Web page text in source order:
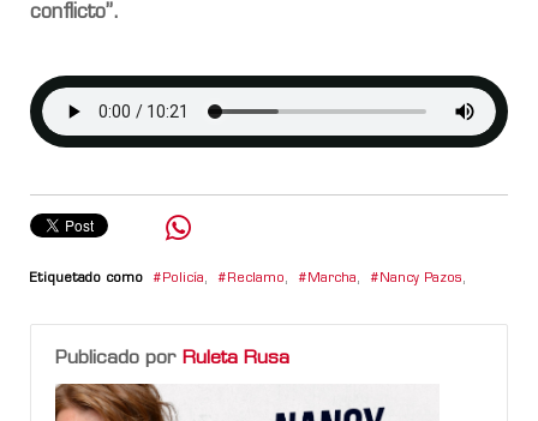
conflicto”.
Etiquetado como Policía, Reclamo, Marcha, Nancy Pazos,
Publicado por Ruleta Rusa